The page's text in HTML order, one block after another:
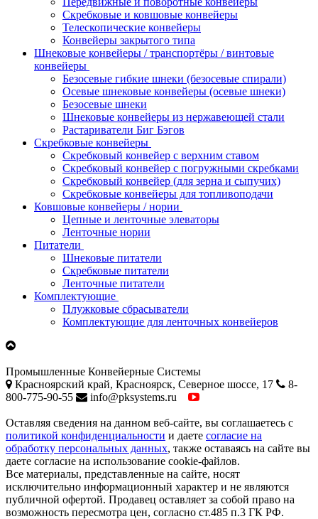
Скребковые и ковшовые конвейеры
Телескопические конвейеры
Конвейеры закрытого типа
Шнековые конвейеры / транспортёры / винтовые
конвейеры
Безосевые гибкие шнеки (безосевые спирали)
Осевые шнековые конвейеры (осевые шнеки)
Безосевые шнеки
Шнековые конвейеры из нержавеющей стали
Растариватели Биг Бэгов
Скребковые конвейеры
Скребковый конвейер с верхним ставом
Скребковый конвейер с погружными скребками
Скребковый конвейер (для зерна и сыпучих)
Скребковые конвейеры для топливоподачи
Ковшовые конвейеры / нории
Цепные и ленточные элеваторы
Ленточные нории
Питатели
Шнековые питатели
Скребковые питатели
Ленточные питатели
Комплектующие
Плужковые сбрасыватели
Комплектующие для ленточных конвейеров
Промышленные Конвейерные Системы
Красноярский край, Красноярск, Северное шоссе, 17
8-
800-775-90-55
info@pksystems.ru
Оставляя сведения на данном веб-сайте, вы соглашаетесь с
политикой конфиденциальности и даете согласие на
обработку персональных данных, также оставаясь на сайте вы
даете согласие на использование cookie-файлов.
Все материалы, представленные на сайте, носят
исключительно информационный характер и не являются
публичной офертой. Продавец оставляет за собой право на
возможность пересмотра цен, согласно ст.485 п.3 ГК РФ.